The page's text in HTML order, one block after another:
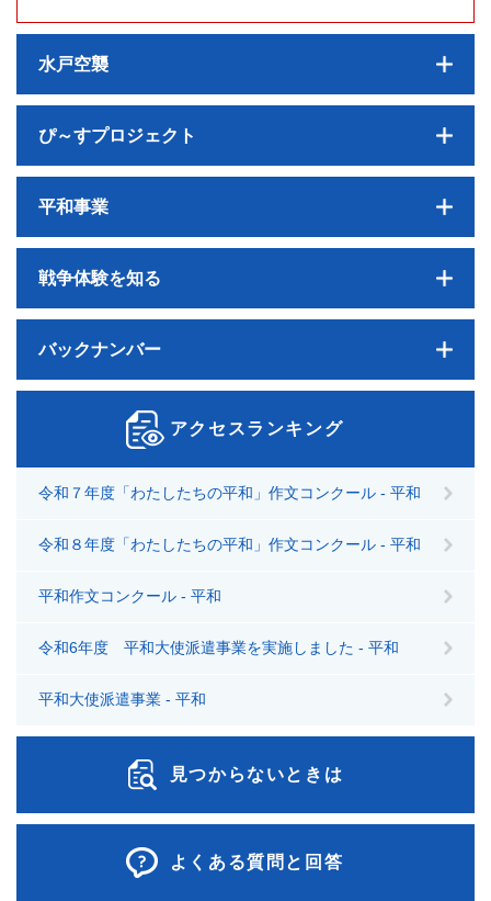
水戸空襲
ぴ～すプロジェクト
平和事業
戦争体験を知る
バックナンバー
アクセスランキング
令和７年度「わたしたちの平和」作文コンクール - 平和
令和８年度「わたしたちの平和」作文コンクール - 平和
平和作文コンクール - 平和
令和6年度 平和大使派遣事業を実施しました - 平和
平和大使派遣事業 - 平和
見つからないときは
よくある質問と回答